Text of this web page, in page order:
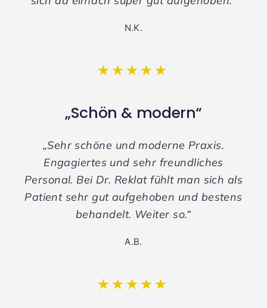
N.K.
⭑⭑⭑⭑⭑
„Schön & modern“
„Sehr schöne und moderne Praxis.
Engagiertes und sehr freundliches
Personal. Bei Dr. Reklat fühlt man sich als
Patient sehr gut aufgehoben und bestens
behandelt. Weiter so.“
A.B.
⭑⭑⭑⭑⭑